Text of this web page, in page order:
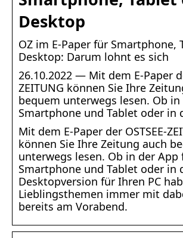
Desktop
OZ im E-Paper für Smartphone,
Desktop: Darum lohnt es sich
26.10.2022 — Mit dem E-Paper
ZEITUNG können Sie Ihre
bequem unterwegs lesen. Ob
Smartphone und Tablet oder in
Mit dem E-Paper der OSTSEE-
können Sie Ihre Zeitung auch
unterwegs lesen. Ob in der App
Smartphone und Tablet oder in
Desktopversion für Ihren PC
Lieblingsthemen immer mit
bereits am Vorabend.